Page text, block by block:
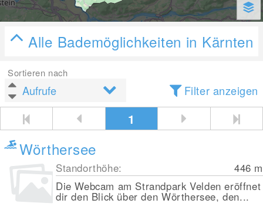
Alle Bademöglichkeiten in Kärnten
Sortieren nach
Filter anzeigen
1
Wörthersee
Standorthöhe: 446 m
Die Webcam am Strandpark Velden eröffnet
dir den Blick über den Wörthersee, den...